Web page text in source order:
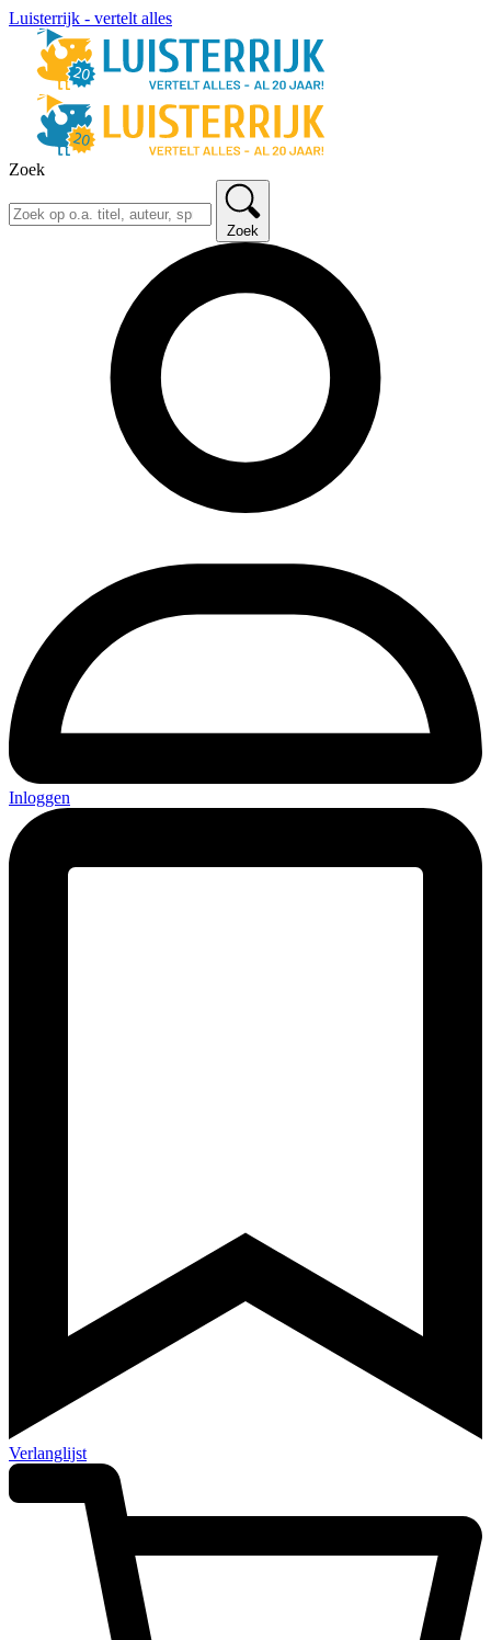
Luisterrijk - vertelt alles
Zoek
Zoek
Inloggen
Verlanglijst